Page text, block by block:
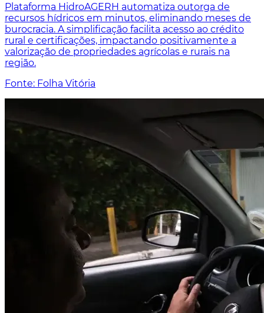
Plataforma HidroAGERH automatiza outorga de
recursos hídricos em minutos, eliminando meses de
burocracia. A simplificação facilita acesso ao crédito
rural e certificações, impactando positivamente a
valorização de propriedades agrícolas e rurais na
região.
Fonte: Folha Vitória